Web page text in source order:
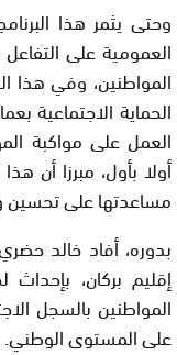
وحتى يثمر هذا
العمومية على
المواطنين، وفي
الحماية الاجتماعية
العمل على مواكبة
أولا بأول، مبرزا أن
مساعدتها على
بدوره، أفاد خالد
إقليم بركان،
المواطنين بالسجل
على المستوى الوطني.